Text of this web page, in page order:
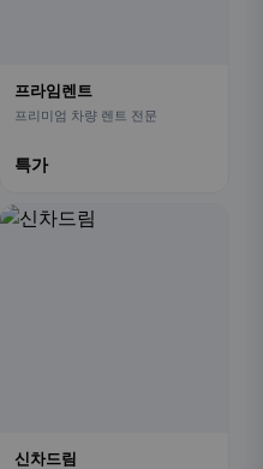
프라임렌트
프리미엄 차량 렌트 전문
특가
신차드림